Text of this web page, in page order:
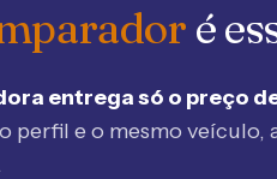
é
entrega só o preço
perfil e o mesmo veículo,